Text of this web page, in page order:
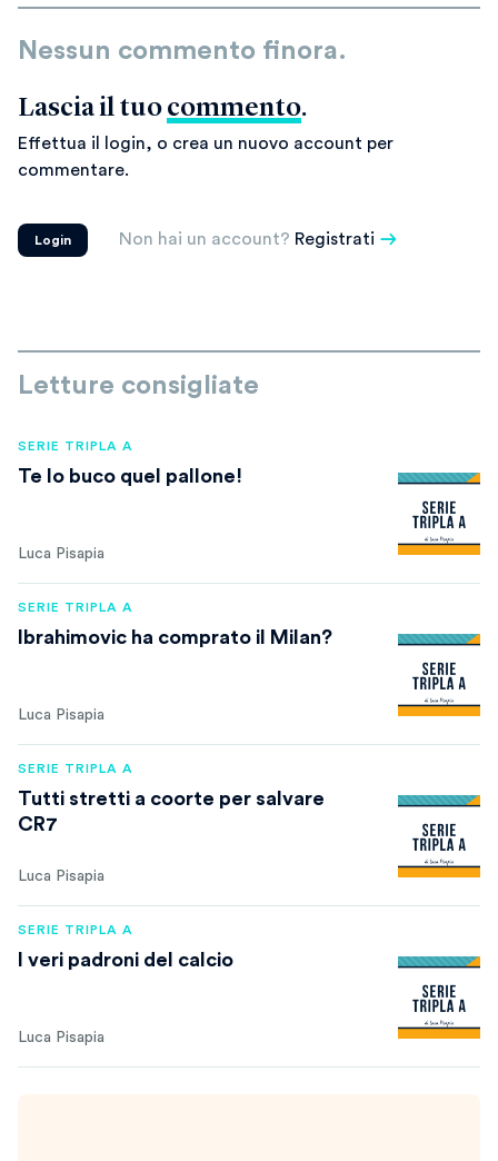
Nessun commento finora.
Lascia il tuo commento.
Effettua il login, o crea un nuovo account per
commentare.
Login Non hai un account? Registrati
Letture consigliate
SERIE TRIPLA A
Te lo buco quel pallone!
Luca Pisapia
SERIE TRIPLA A
Ibrahimovic ha comprato il Milan?
Luca Pisapia
SERIE TRIPLA A
Tutti stretti a coorte per salvare
CR7
Luca Pisapia
SERIE TRIPLA A
I veri padroni del calcio
Luca Pisapia